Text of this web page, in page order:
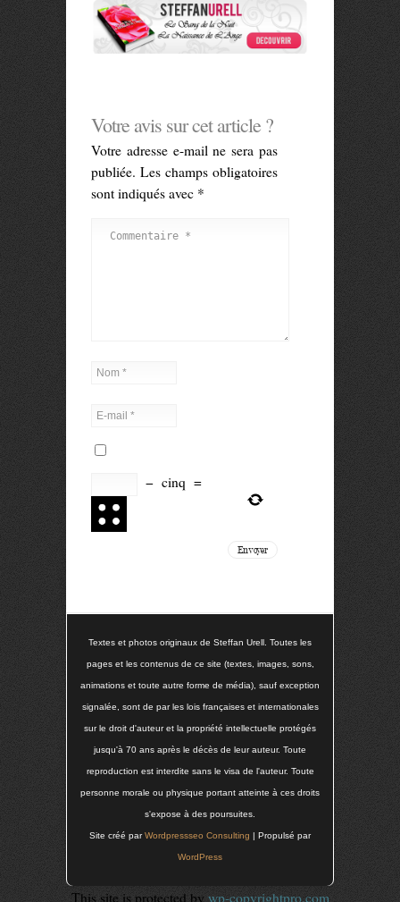
Votre avis sur cet article ?
Votre adresse e-mail ne sera pas
publiée. Les champs obligatoires
sont indiqués avec *
− cinq =
Textes et photos originaux de Steffan Urell. Toutes les
pages et les contenus de ce site (textes, images, sons,
animations et toute autre forme de média), sauf exception
signalée, sont de par les lois françaises et internationales
sur le droit d'auteur et la propriété intellectuelle protégés
jusqu'à 70 ans après le décès de leur auteur. Toute
reproduction est interdite sans le visa de l'auteur. Toute
personne morale ou physique portant atteinte à ces droits
s'expose à des poursuites.
Site créé parWordpressseo Consulting | Propulsé par
WordPress
This site is protected by wp-copyrightpro.com